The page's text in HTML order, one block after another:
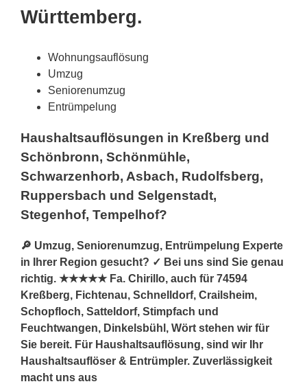
Württemberg.
Wohnungsauflösung
Umzug
Seniorenumzug
Entrümpelung
Haushaltsauflösungen in Kreßberg und
Schönbronn, Schönmühle,
Schwarzenhorb, Asbach, Rudolfsberg,
Ruppersbach und Selgenstadt,
Stegenhof, Tempelhof?
🔎 Umzug, Seniorenumzug, Entrümpelung Experte
in Ihrer Region gesucht? ✓ Bei uns sind Sie genau
richtig. ★★★★★ Fa. Chirillo, auch für 74594
Kreßberg, Fichtenau, Schnelldorf, Crailsheim,
Schopfloch, Satteldorf, Stimpfach und
Feuchtwangen, Dinkelsbühl, Wört stehen wir für
Sie bereit. Für Haushaltsauflösung, sind wir Ihr
Haushaltsauflöser & Entrümpler. Zuverlässigkeit
macht uns aus